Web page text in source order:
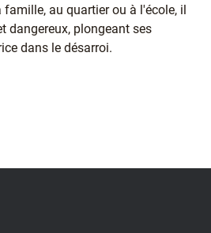
au quartier ou à l'école, il
dangereux, plongeant ses
dans le désarroi.